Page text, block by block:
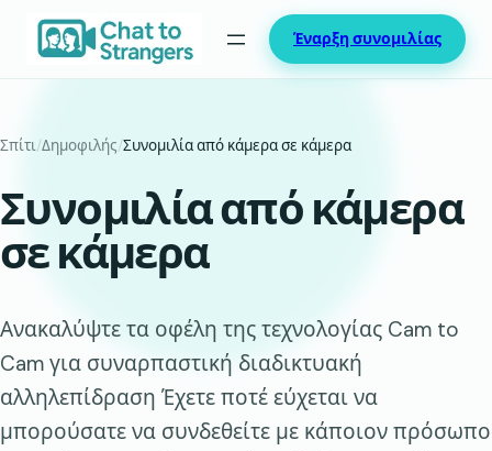
Μετάβαση
περιεχόμενο
Έναρξη συνομιλίας
Σπίτι/Δημοφιλής/Συνομιλία από κάμερα σε κάμερα
Συνομιλία από κάμερα
σε κάμερα
Ανακαλύψτε τα οφέλη της τεχνολογίας Cam to
Cam για συναρπαστική διαδικτυακή
αλληλεπίδραση Έχετε ποτέ εύχεται να
μπορούσατε να συνδεθείτε με κάποιον πρόσωπο